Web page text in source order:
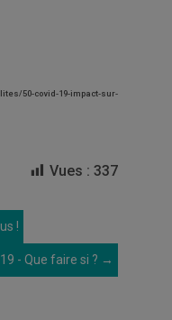
50-covid-19-impact-sur-
Vues : 337
!
- Que faire si ? →